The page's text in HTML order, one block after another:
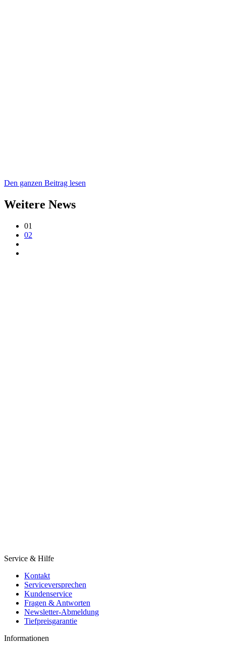
Den ganzen Beitrag lesen
Weitere News
01
02
Service & Hilfe
Kontakt
Serviceversprechen
Kundenservice
Fragen & Antworten
Newsletter-Abmeldung
Tiefpreisgarantie
Informationen